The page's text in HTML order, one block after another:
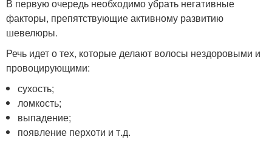
В первую очередь необходимо убрать негативные
факторы, препятствующие активному развитию
шевелюры.
Речь идет о тех, которые делают волосы нездоровыми и
провоцирующими:
сухость;
ломкость;
выпадение;
появление перхоти и т.д.